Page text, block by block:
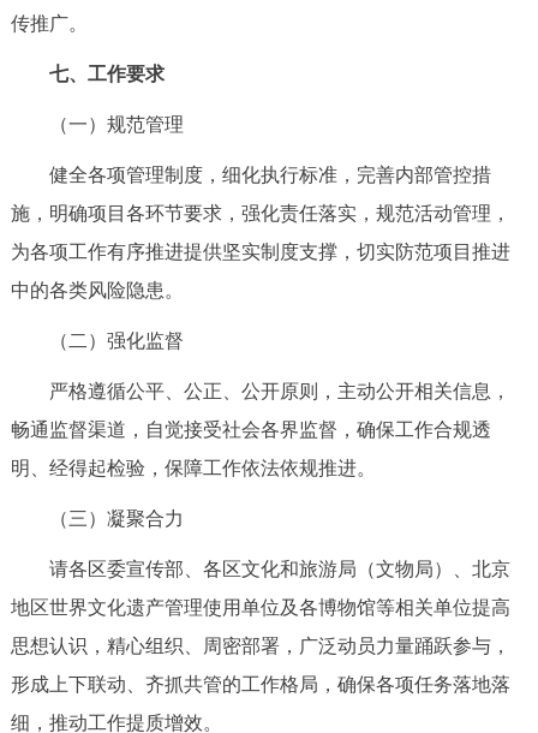
传推广。
七、工作要求
（一）规范管理
健全各项管理制度，细化执行标准，完善内部管控措
施，明确项目各环节要求，强化责任落实，规范活动管理，
为各项工作有序推进提供坚实制度支撑，切实防范项目推进
中的各类风险隐患。
（二）强化监督
严格遵循公平、公正、公开原则，主动公开相关信息，
畅通监督渠道，自觉接受社会各界监督，确保工作合规透
明、经得起检验，保障工作依法依规推进。
（三）凝聚合力
请各区委宣传部、各区文化和旅游局（文物局）、北京
地区世界文化遗产管理使用单位及各博物馆等相关单位提高
思想认识，精心组织、周密部署，广泛动员力量踊跃参与，
形成上下联动、齐抓共管的工作格局，确保各项任务落地落
细，推动工作提质增效。